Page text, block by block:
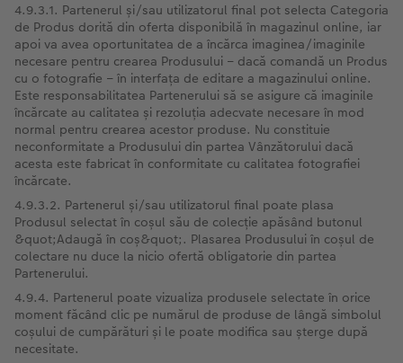
4.9.3.1. Partenerul și/sau utilizatorul final pot selecta Categoria
de Produs dorită din oferta disponibilă în magazinul online, iar
apoi va avea oportunitatea de a încărca imaginea/imaginile
necesare pentru crearea Produsului – dacă comandă un Produs
cu o fotografie – în interfața de editare a magazinului online.
Este responsabilitatea Partenerului să se asigure că imaginile
încărcate au calitatea și rezoluția adecvate necesare în mod
normal pentru crearea acestor produse. Nu constituie
neconformitate a Produsului din partea Vânzătorului dacă
acesta este fabricat în conformitate cu calitatea fotografiei
încărcate.
4.9.3.2. Partenerul și/sau utilizatorul final poate plasa
Produsul selectat în coșul său de colecție apăsând butonul
&quot;Adaugă în coș&quot;. Plasarea Produsului în coșul de
colectare nu duce la nicio ofertă obligatorie din partea
Partenerului.
4.9.4. Partenerul poate vizualiza produsele selectate în orice
moment făcând clic pe numărul de produse de lângă simbolul
coșului de cumpărături și le poate modifica sau șterge după
necesitate.